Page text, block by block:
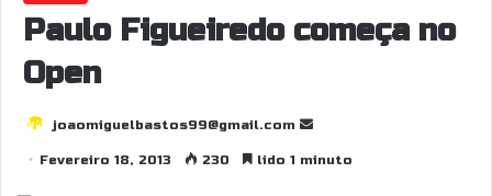
Paulo Figueiredo começa no
Open
joaomiguelbastos99@gmail.com
Fevereiro 18, 2013 230 lido 1 minuto